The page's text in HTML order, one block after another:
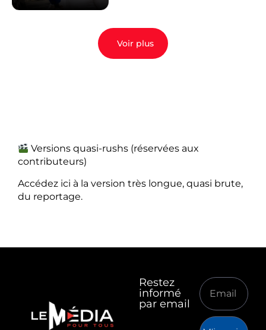
Voir plus
Versions quasi-rushs (réservées aux
contributeurs)
Accédez ici à la version très longue, quasi brute,
du reportage.
Restez
informé
par email